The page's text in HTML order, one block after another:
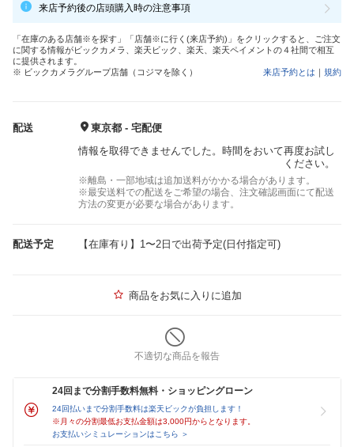
来店予約後の店頭購入時の注意事項
「在庫のある店舗※を探す」「店舗※に行く(来店予約)」をクリックすると、ご注文
に関する情報がビックカメラ、楽天ビック、楽天、楽天ペイメントの４社間で相互
に提供されます。
※ ビックカメラグループ店舗（コジマを除く）
来店予約とは ｜ 規約
配送
東京都 - 宅配便
情報を取得できませんでした。時間をおいて再度お試し
ください。
※離島・一部地域は追加送料がかかる場合があります。
※最安送料での配送をご希望の場合、注文確認画面にて配送
方法の変更が必要な場合があります。
配送予定 【在庫有り】1〜2日で出荷予定(日付指定可)
商品をお気に入りに追加
不適切な商品を報告
24回まで分割手数料無料・ショッピングローン
24回払いまで分割手数料は楽天ビックが負担します！
※月々の分割最低お支払金額は3,000円からとなります。
お支払いシミュレーションはこちら ＞